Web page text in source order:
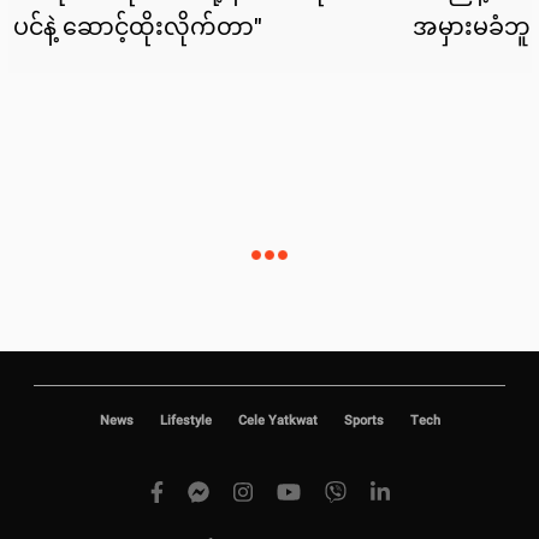
News Lifestyle Cele Yatkwat Sports Tech